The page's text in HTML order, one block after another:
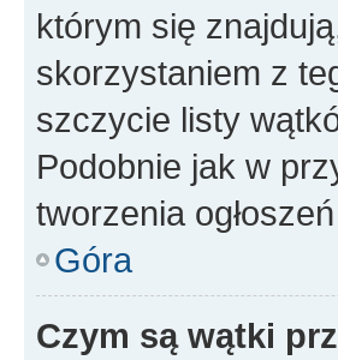
którym się
skorzystaniem z
szczycie listy
Podobnie jak w
tworzenia
Góra
Czym są wątki